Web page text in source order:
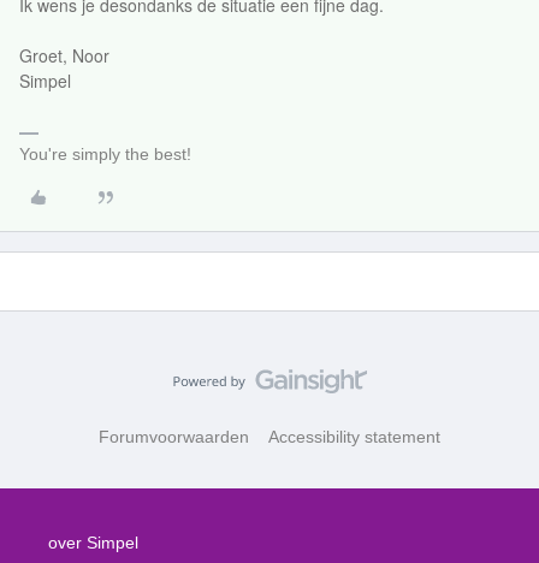
Ik wens je desondanks de situatie een fijne dag.
Groet, Noor
Simpel
You're simply the best!
Forumvoorwaarden Accessibility statement
over Simpel